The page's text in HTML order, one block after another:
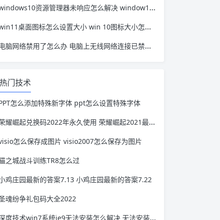
资源管理器未响应怎么解决 window10资源管理器无响应
桌面图标怎么设置大小 win 10图标大小怎么设置
脑网络禁用了怎么办 电脑上无线网络连接已禁用怎么办
热门技术
怎么添加特殊新字体 ppt怎么设置特殊字体
耀崛起兑换码2022年永久使用 荣耀崛起2021最新通用礼包码
怎么保存成图片 visio2007怎么保存为图片
之城战斗训练TR8怎么过
鸡庄园最新的答案7.13 小鸡庄园最新的答案7.22
魂纷争礼包码大全2022
度技术win7系统ie9无法安装怎么解决 无法安装IE9